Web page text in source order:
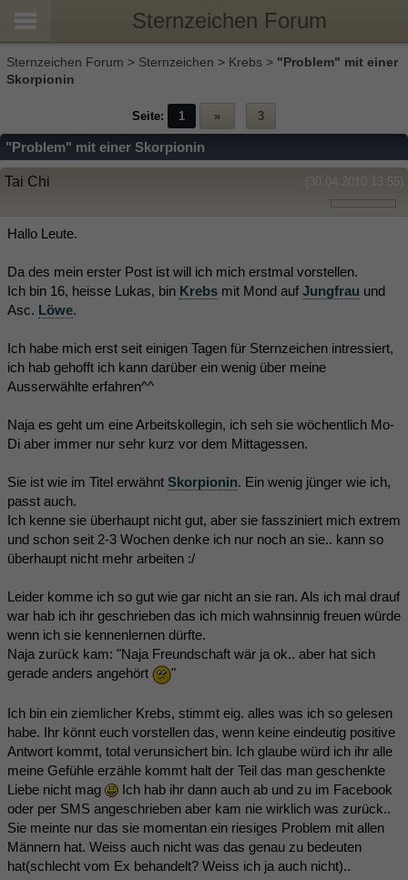
Sternzeichen Forum
Sternzeichen Forum > Sternzeichen > Krebs > "Problem" mit einer
Skorpionin
Seite: 1 » 3
"Problem" mit einer Skorpionin
(30.04.2010 13:55)
Tai Chi
Hallo Leute.
Da des mein erster Post ist will ich mich erstmal vorstellen.
Ich bin 16, heisse Lukas, bin Krebs mit Mond auf Jungfrau und
Asc. Löwe.
Ich habe mich erst seit einigen Tagen für Sternzeichen intressiert,
ich hab gehofft ich kann darüber ein wenig über meine
Ausserwählte erfahren^^
Naja es geht um eine Arbeitskollegin, ich seh sie wöchentlich Mo-
Di aber immer nur sehr kurz vor dem Mittagessen.
Sie ist wie im Titel erwähnt Skorpionin. Ein wenig jünger wie ich,
passt auch.
Ich kenne sie überhaupt nicht gut, aber sie fassziniert mich extrem
und schon seit 2-3 Wochen denke ich nur noch an sie.. kann so
überhaupt nicht mehr arbeiten :/
Leider komme ich so gut wie gar nicht an sie ran. Als ich mal drauf
war hab ich ihr geschrieben das ich mich wahnsinnig freuen würde
wenn ich sie kennenlernen dürfte.
Naja zurück kam: "Naja Freundschaft wär ja ok.. aber hat sich
gerade anders angehört
"
Ich bin ein ziemlicher Krebs, stimmt eig. alles was ich so gelesen
habe. Ihr könnt euch vorstellen das, wenn keine eindeutig positive
Antwort kommt, total verunsichert bin. Ich glaube würd ich ihr alle
meine Gefühle erzähle kommt halt der Teil das man geschenkte
Liebe nicht mag
Ich hab ihr dann auch ab und zu im Facebook
oder per SMS angeschrieben aber kam nie wirklich was zurück..
Sie meinte nur das sie momentan ein riesiges Problem mit allen
Männern hat. Weiss auch nicht was das genau zu bedeuten
hat(schlecht vom Ex behandelt? Weiss ich ja auch nicht)..